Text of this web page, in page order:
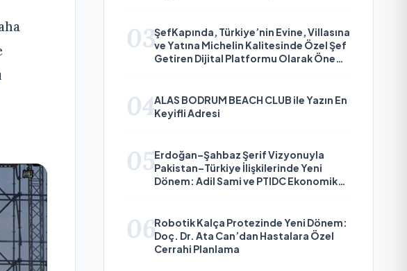
03ŞefKapında, Türkiye’nin Evine, Villasına
ve Yatına Michelin Kalitesinde Özel Şef
Getiren Dijital Platformu Olarak Öne
04ALAS BODRUM BEACH CLUB ile Yazın En
Keyifli Adresi
05Erdoğan–Şahbaz Şerif Vizyonuyla
Pakistan–Türkiye İlişkilerinde Yeni
Dönem: Adil Sami ve PTIDC Ekonomik
06Robotik Kalça Protezinde Yeni Dönem:
Doç. Dr. Ata Can’dan Hastalara Özel
Cerrahi Planlama